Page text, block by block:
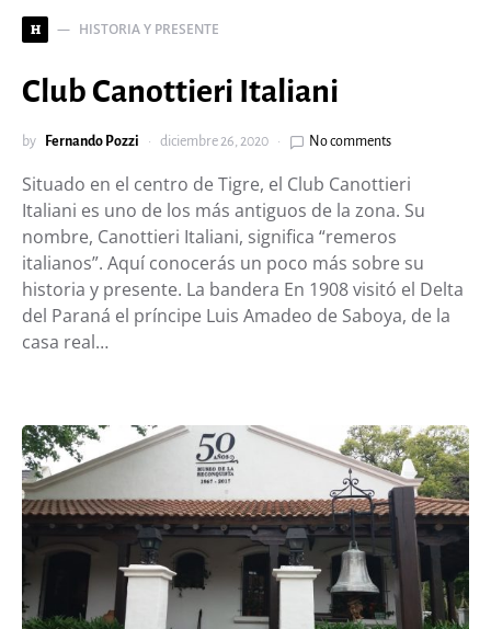
H HISTORIA Y PRESENTE
Club Canottieri Italiani
by Fernando Pozzi diciembre 26, 2020 No comments
Situado en el centro de Tigre, el Club Canottieri
Italiani es uno de los más antiguos de la zona. Su
nombre, Canottieri Italiani, significa “remeros
italianos”. Aquí conocerás un poco más sobre su
historia y presente. La bandera En 1908 visitó el Delta
del Paraná el príncipe Luis Amadeo de Saboya, de la
casa real…